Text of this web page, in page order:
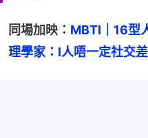
同場加映： MBTI｜16型
理學家：I人唔一定社交差